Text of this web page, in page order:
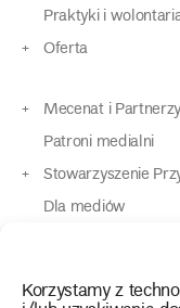
Korzystamy z
Praktyki i
Oferta
Mecenat i Partnerzy
Patroni medialni
Stowarzyszenie
Dla mediów
Dla osób o